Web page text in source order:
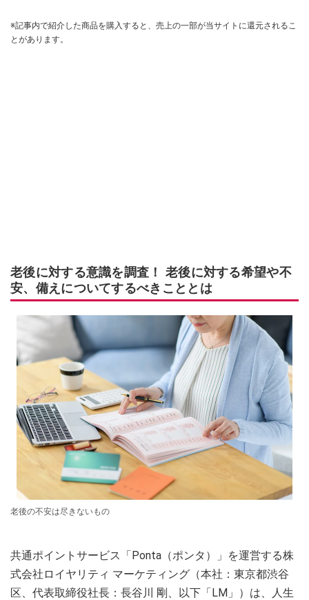
※記事内で紹介した商品を購入すると、売上の一部が当サイトに還元されるこ
とがあります。
老後に対する意識を調査！ 老後に対する希望や不
安、備えについてするべきこととは
老後の不安は尽きないもの
共通ポイントサービス「Ponta（ポンタ）」を運営する株
式会社ロイヤリティ マーケティング（本社：東京都渋谷
区、代表取締役社長：長谷川 剛、以下「LM」）は、人生